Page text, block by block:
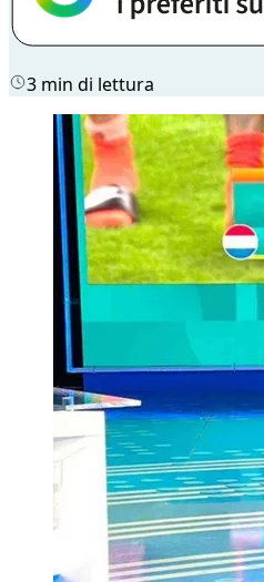
3 min di lettura